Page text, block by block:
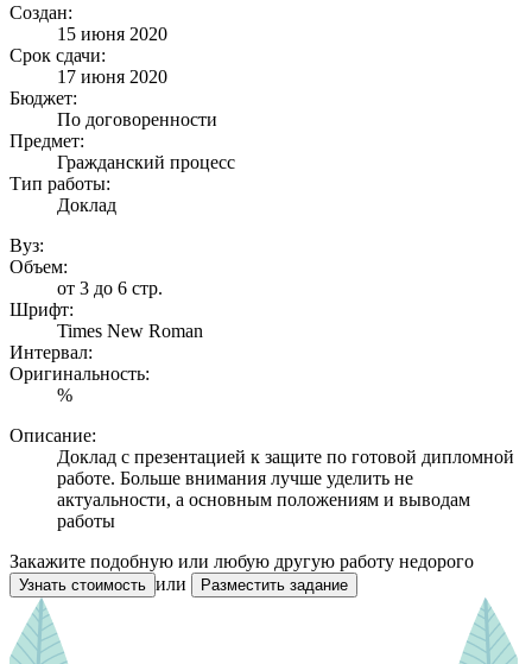
Создан:
15 июня 2020
Срок сдачи:
17 июня 2020
Бюджет:
По договоренности
Предмет:
Гражданский процесс
Тип работы:
Доклад
Вуз:
Объем:
от 3 до 6 стр.
Шрифт:
Times New Roman
Интервал:
Оригинальность:
%
Описание:
Доклад с презентацией к защите по готовой дипломной
работе. Больше внимания лучше уделить не
актуальности, а основным положениям и выводам
работы
Закажите подобную или любую другую работу недорого
Узнать стоимость или Разместить задание